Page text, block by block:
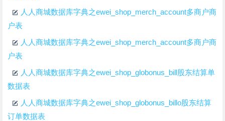
人人商城数据库字典之ewei_shop_merch_account多商户商
户表
人人商城数据库字典之ewei_shop_merch_account多商户商
户表
人人商城数据库字典之ewei_shop_globonus_bill股东结算单
数据表
人人商城数据库字典之ewei_shop_globonus_billo股东结算
订单数据表